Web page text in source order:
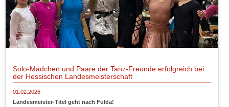
Solo-Mädchen und Paare der Tanz-Freunde erfolgreich bei
der Hessischen Landesmeisterschaft
01.02.2026
Landesmeister-Titel geht nach Fulda!